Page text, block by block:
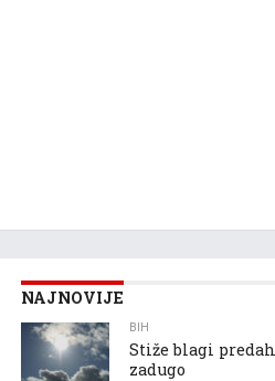
NAJNOVIJE
BIH
Stiže blagi
zadugo